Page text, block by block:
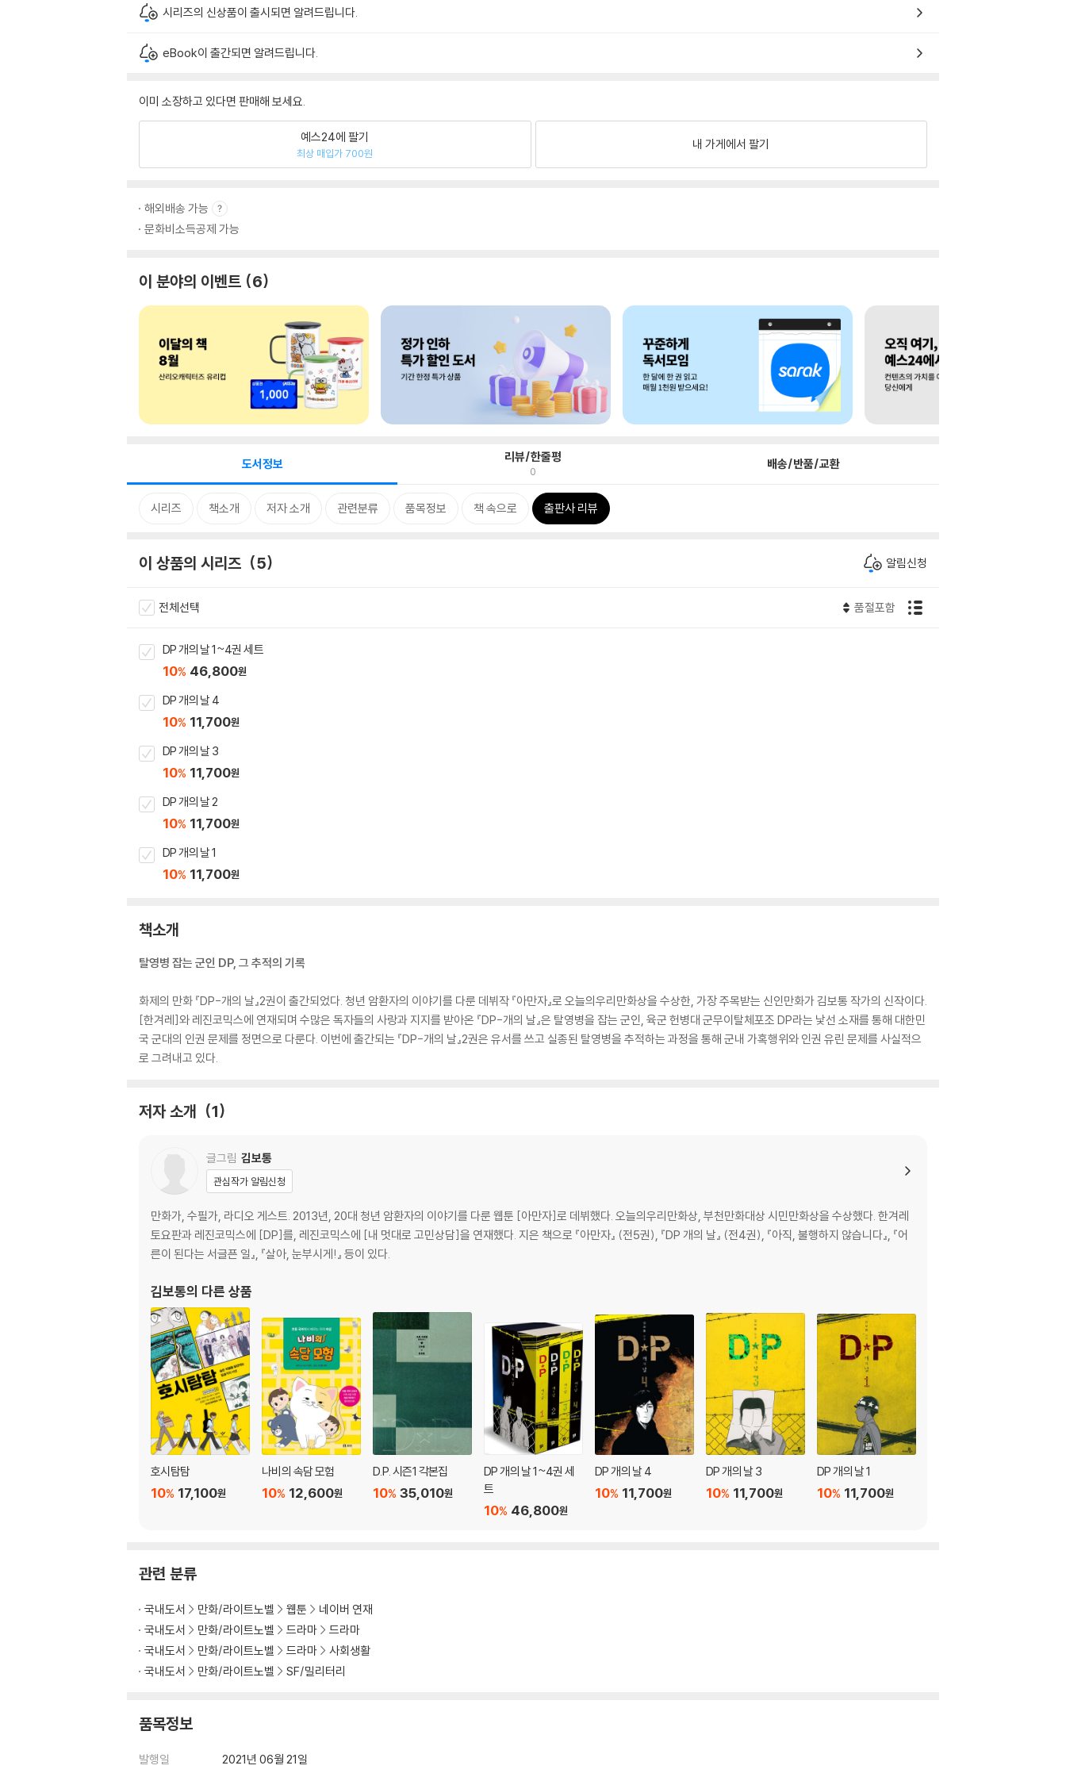
시리즈의 신상품이 출시되면 알려드립니다.
eBook이 출간되면 알려드립니다.
이미 소장하고 있다면 판매해 보세요.
예스24에 팔기
최상 매입가 700원
내 가게에서 팔기
해외배송 가능
문화비소득공제 가능
이 분야의 이벤트 6
도서정보 리뷰/한줄평
0 배송/반품/교환
시리즈 책소개 저자 소개 관련분류 품목정보 책 속으로 출판사 리뷰
이 상품의 시리즈 5 알림신청
전체선택 품절포함
DP 개의 날 1~4권 세트
10% 46,800원
DP 개의 날 4
10% 11,700원
DP 개의 날 3
10% 11,700원
DP 개의 날 2
10% 11,700원
DP 개의 날 1
10% 11,700원
책소개
탈영병 잡는 군인 DP, 그 추적의 기록
화제의 만화 『DP-개의 날』2권이 출간되었다. 청년 암환자의 이야기를 다룬 데뷔작 『아만자』로 오늘의우리만화상을 수상한, 가장 주목받는 신인만화가 김보통 작가의 신작이다.
[한겨레]와 레진코믹스에 연재되며 수많은 독자들의 사랑과 지지를 받아온 『DP-개의 날』은 탈영병을 잡는 군인, 육군 헌병대 군무이탈체포조 DP라는 낯선 소재를 통해 대한민
국 군대의 인권 문제를 정면으로 다룬다. 이번에 출간되는 『DP-개의 날』2권은 유서를 쓰고 실종된 탈영병을 추적하는 과정을 통해 군내 가혹행위와 인권 유린 문제를 사실적으
로 그려내고 있다.
저자 소개 1
글그림 김보통
관심작가 알림신청
만화가, 수필가, 라디오 게스트. 2013년, 20대 청년 암환자의 이야기를 다룬 웹툰 [아만자]로 데뷔했다. 오늘의우리만화상, 부천만화대상 시민만화상을 수상했다. 한겨레
토요판과 레진코믹스에 [DP]를, 레진코믹스에 [내 멋대로 고민상담]을 연재했다. 지은 책으로 『아만자』 (전5권), 『DP 개의 날』 (전4권), 『아직, 불행하지 않습니다』, 『어
른이 된다는 서글픈 일』, 『살아, 눈부시게!』 등이 있다.
김보통의 다른 상품
호시탐탐
17,100원
10%
나비의 속담 모험
12,600원
10%
D.P. 시즌1 각본집
35,010원
10%
DP 개의 날 1~4권 세
트
46,800원
10%
DP 개의 날 4
11,700원
10%
DP 개의 날 3
11,700원
10%
DP 개의 날 1
11,700원
10%
관련 분류
국내도서 만화/라이트노벨 웹툰
네이버 연재
국내도서
만화/라이트노벨 드라마
드라마
국내도서
만화/라이트노벨 드라마
사회생활
국내도서
만화/라이트노벨 SF/밀리터리
품목정보
발행일
2021년 06월 21일